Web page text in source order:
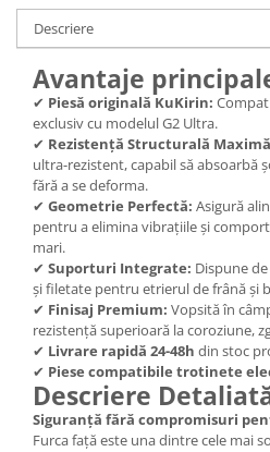
Camere moto
Anvelope ATV
Cauciucuri bicicleta
Anvelope și Camere Utilaje
https://www.doctortrotineta.ro/
tbi?
Descriere
Avantaje
✔ Piesă originală KuKirin:
exclusiv cu modelul G2 Ultra.
✔ Rezistență Structurală
ultra-rezistent, capabil să absoarbă
fără a se deforma.
✔ Geometrie Perfectă: Asigură
pentru a elimina vibrațiile și
mari.
✔ Suporturi Integrate: Dispune
și filetate pentru etrierul de frână și
✔ Finisaj Premium: Vopsită în
rezistență superioară la coroziune,
✔ Livrare rapidă 24-48h din stoc
✔ Piese compatibile trotinete
Descriere
Siguranță fără compromisuri
Furca față este una dintre cele mai